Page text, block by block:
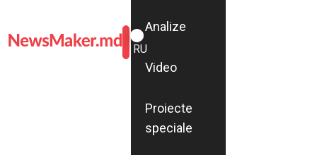
ROMÂNĂ
RU
Analize
Video
Proiecte
speciale